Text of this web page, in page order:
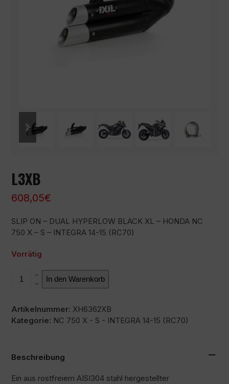
slide
slide
L3XB
608,05€
SLIP ON – DUAL HYPERLOW BLACK XL – HONDA NC
750 X – S – INTEGRA 14-15 (RC70)
Vorrätig
L3XB
Menge
In den Warenkorb
Artikelnummer: XH6362XB
Kategorie: NC 750 X - S - INTEGRA 14-15 (RC70)
Beschreibung
Ein aus rostfreiem AISI304 stahl hergestellter